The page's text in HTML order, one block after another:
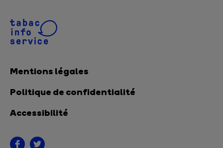
Mentions légales
Politique de confidentialité
Accessibilité